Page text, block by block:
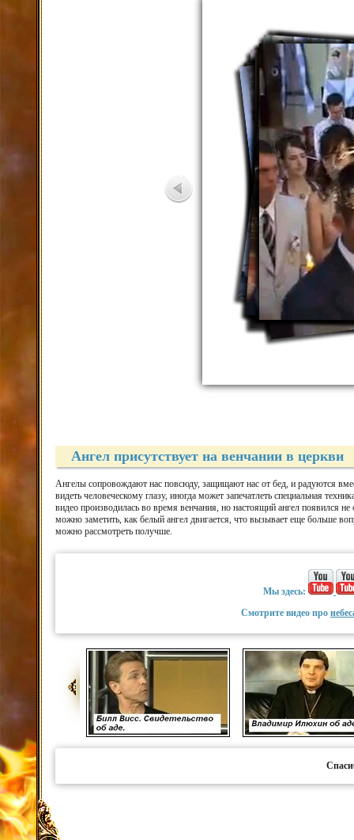
Ангел присутствует на венчании в церкви
Ангелы сопровождают нас повсюду, защищают нас от бед, и радуются
видеть человеческому глазу, иногда может запечатлеть специальная
видео производилась во время венчания, но настоящий ангел появился
можно заметить, как белый ангел двигается, что вызывает еще больше
можно рассмотреть получше.
Мы здесь:
Смотрите видео про